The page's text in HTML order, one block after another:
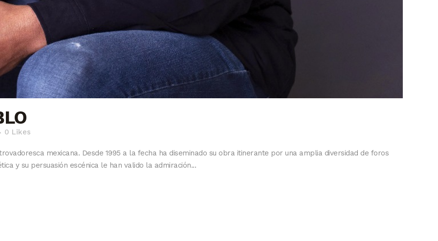
0 Likes
mexicana. Desde 1995 a la fecha ha diseminado su obra itinerante por una amplia diversidad de foros
y su persuasión escénica le han valido la admiración...